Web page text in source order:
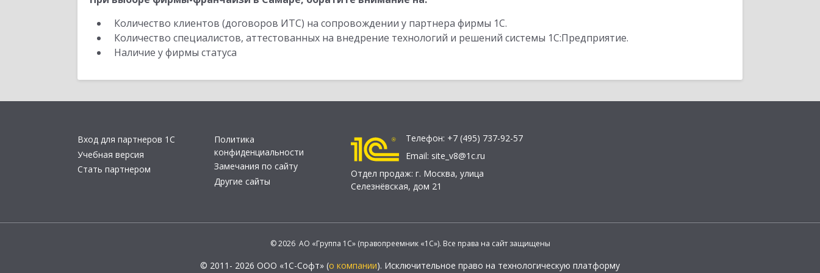
Количество клиентов (договоров ИТС) на сопровождении у партнера фирмы 1С.
Количество специалистов, аттестованных на внедрение технологий и решений системы 1С:Предприятие.
Наличие у фирмы статуса
Вход для партнеров 1С
Учебная версия
Стать партнером
Политика
конфиденциальности
Замечания по сайту
Другие сайты
Телефон: +7 (495) 737-92-57
Email: site_v8@1c.ru
Отдел продаж: г. Москва, улица
Селезнёвская, дом 21
© 2026 АО «Группа 1С» (правопреемник «1С»). Все права на сайт защищены
© 2011- 2026 ООО «1С-Софт» (о компании). Исключительное право на технологическую платформу